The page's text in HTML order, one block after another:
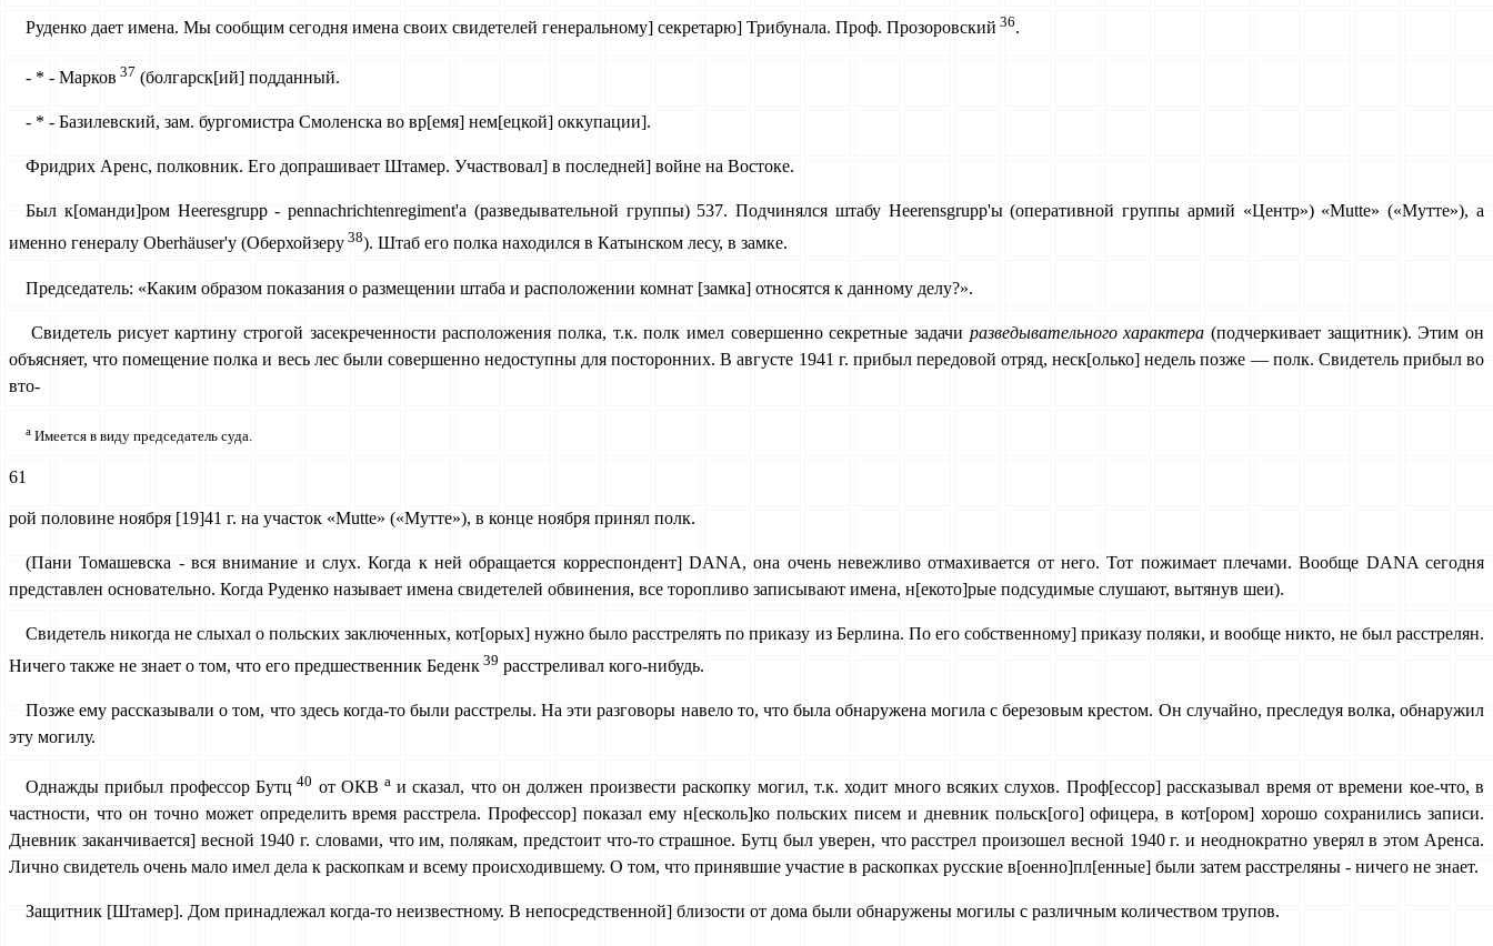
Руденко дает имена. Мы сообщим сегодня имена своих свидетелей генеральному] секретарю] Трибунала. Проф. Прозоровский 36.
- * - Марков 37 (болгарск[ий] подданный.
- * - Базилевский, зам. бургомистра Смоленска во вр[емя] нем[ецкой] оккупации].
Фридрих Аренс, полковник. Его допрашивает Штамер. Участвовал] в последней] войне на Востоке.
Был к[оманди]ром Heeresgrupp - pennachrichtenregiment'a (разведывательной группы) 537. Подчинялся штабу Heerensgrupp'ы (оперативной группы армий «Центр») «Mutte» («Мутте»), а
именно генералу Oberhäuser'y (Оберхойзеру 38). Штаб его полка находился в Катынском лесу, в замке.
Председатель: «Каким образом показания о размещении штаба и расположении комнат [замка] относятся к данному делу?».
Свидетель рисует картину строгой засекреченности расположения полка, т.к. полк имел совершенно секретные задачи разведывательного характера (подчеркивает защитник). Этим он
объясняет, что помещение полка и весь лес были совершенно недоступны для посторонних. В августе 1941 г. прибыл передовой отряд, неск[олько] недель позже — полк. Свидетель прибыл во
вто-
а Имеется в виду председатель суда.
61
рой половине ноября [19]41 г. на участок «Mutte» («Мутте»), в конце ноября принял полк.
(Пани Томашевска - вся внимание и слух. Когда к ней обращается корреспондент] DANA, она очень невежливо отмахивается от него. Тот пожимает плечами. Вообще DANA сегодня
представлен основательно. Когда Руденко называет имена свидетелей обвинения, все торопливо записывают имена, н[екото]рые подсудимые слушают, вытянув шеи).
Свидетель никогда не слыхал о польских заключенных, кот[орых] нужно было расстрелять по приказу из Берлина. По его собственному] приказу поляки, и вообще никто, не был расстрелян.
Ничего также не знает о том, что его предшественник Беденк 39 расстреливал кого-нибудь.
Позже ему рассказывали о том, что здесь когда-то были расстрелы. На эти разговоры навело то, что была обнаружена могила с березовым крестом. Он случайно, преследуя волка, обнаружил
эту могилу.
Однажды прибыл профессор Бутц 40 от ОКВ аи сказал, что он должен про­извести раскопку могил, т.к. ходит много всяких слухов. Проф[ессор] рассказывал время от времени кое-что, в
частности, что он точно может определить время расстрела. Профессор] показал ему н[есколь]ко польских писем и дневник польск[ого] офицера, в кот[ором] хорошо сохранились записи.
Дневник заканчивается] весной 1940 г. словами, что им, полякам, предстоит что-то страшное. Бутц был уверен, что расстрел произошел весной 1940 г. и неоднократно уверял в этом Аренса.
Лично свидетель очень мало имел дела к раскопкам и всему происходившему. О том, что принявшие участие в раскопках русские в[оенно]пл[енные] были затем расстреляны - ничего не знает.
Защитник [Штамер]. Дом принадлежал когда-то неизвестному. В непосредственной] близости от дома были обнаружены могилы с различным количеством трупов.